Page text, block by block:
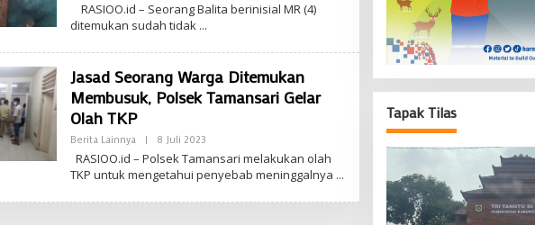
Ramadhan
RASIOO.id – Seorang Balita berinisial MR (4)
ditemukan sudah tidak
Jasad Seorang Warga Ditemukan
Membusuk, Polsek Tamansari Gelar
Olah TKP
Berita Lainnya | 8 Juli 2023Oleh
Ramadhan
RASIOO.id – Polsek Tamansari melakukan olah
TKP untuk mengetahui penyebab meninggalnya
Tapak Tilas